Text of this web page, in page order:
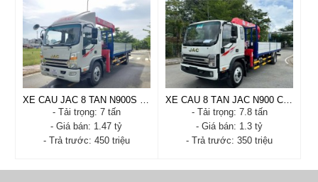
- Tải trọng: 7 tấn
- Giá bán: 1.47 tỷ
- Trả trước: 450 triệu
N900S CAN UNIC URV554
XE CẨU 8 TẤN JAC N900 CAN UNIC URV374
- Tải trọng: 7.8 tấn
- Giá bán: 1.3 tỷ
- Trả trước: 350 triệu
CAN UNIC URV374